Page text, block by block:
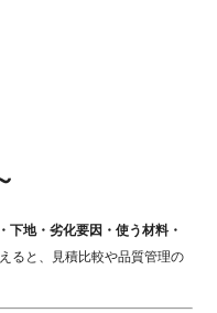
下地・劣化要因・使う材料・
ると、見積比較や品質管理の